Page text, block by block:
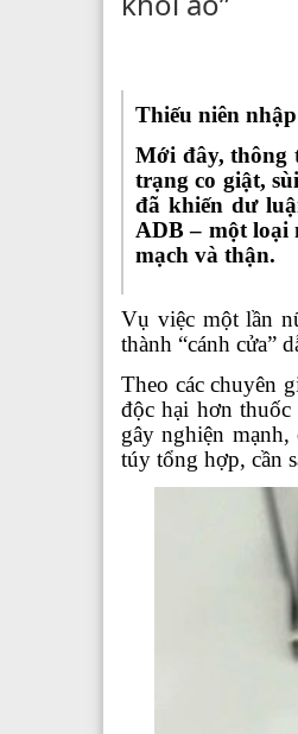
Thiếu niên
Mới đây, thông
trạng co giật,
đã khiến dư
ADB – một loại
mạch và thận.
Vụ việc một lần
thành “cánh cửa”
Theo các chuyên
độc hại hơn
gây nghiện
túy tổng hợp, cần